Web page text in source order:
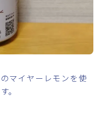
マイヤーレモンを使
。